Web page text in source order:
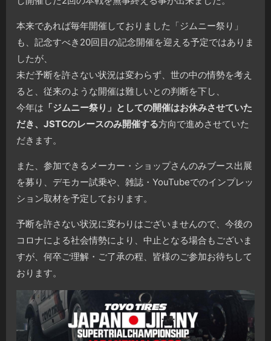
本来であれば毎年開催しておりました「ジムニー祭り」
も、記念すべき20回目の記念開催を迎える予定ではありま
したが、
未だ予断を許さない状況は変わらず、世の中の情勢を考え
ると、従来のような開催は難しいとの判断を下し、
今年は 「ジムニー祭り」としての開催はお休みさせていた
だき、JSTCのレースのみ開催する方向で進めさせていた
だきます。
また、参加できるメーカー・ショップさんのみブース出展
を募り、デモカー試乗や、雑誌・YouTubeでのインプレッ
ション取材を予定しております。
予断を許さない状況に変わりはございませんので、今後の
コロナによる社会情勢により、中止となる場合もございま
すが、何卒ご理解・ご了承の程、皆様のご参加お待ちして
おります。